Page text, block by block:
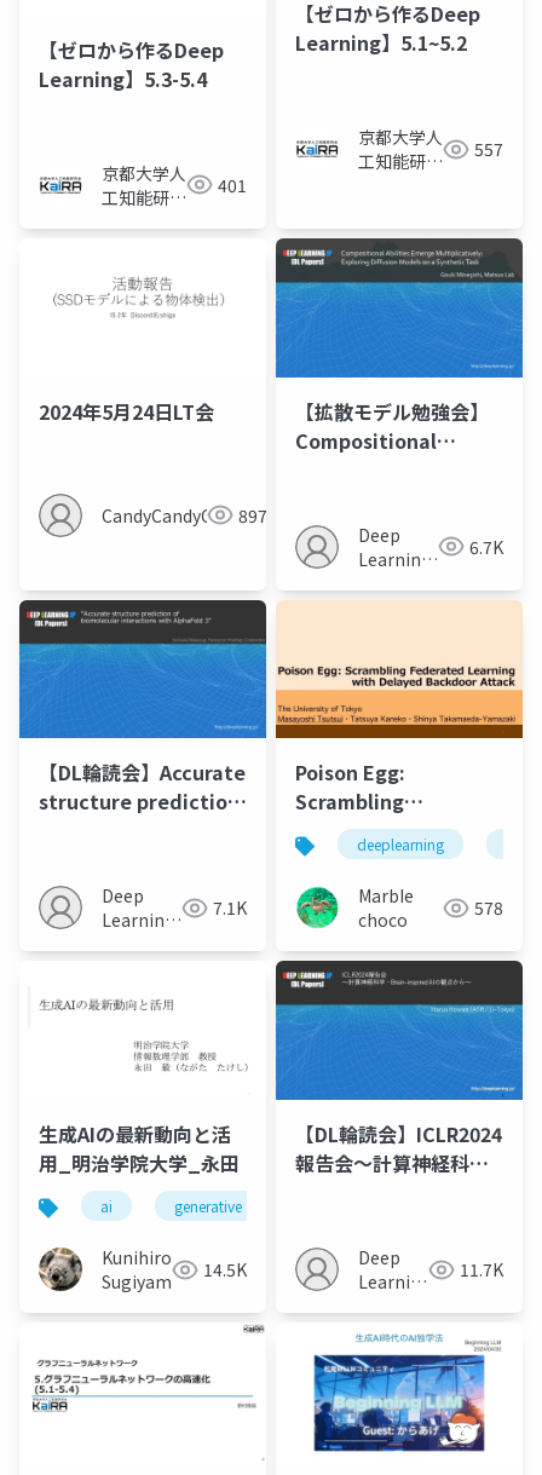
【ゼロから作るDeep
Learning】5.3-5.4
京都大学人
工知能研究
401
【ゼロから作るDeep
Learning】5.1~5.2
京都大学人
工知能研究
557
2024年5月24日LT会
CandyCandyCandy897
【拡散モデル勉強会】
Compositional
Exploring Diffusion
Models on a
Synthetic Task
Deep
Learning
6.7K
【DL輪読会】Accurate
structure prediction
AlphaFold 3
Deep
Learning
7.1K
Poison Egg:
Scrambling
Federated Learning
with Delayed
Backdoor Attack
deeplearning
MarbIe
choco
578
生成AIの最新動向と活
用_明治学院大学_永田
ai generative ai
Kunihiro
Sugiyama
14.5K
【DL輪読会】ICLR2024
報告会〜計算神経科
Deep
Learning
11.7K